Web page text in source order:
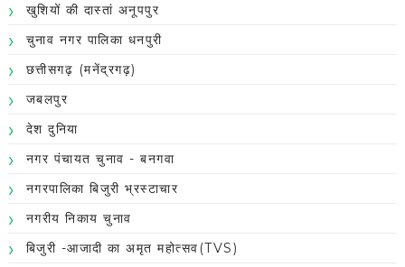
खुशियों की दास्तां अनूपपुर
चुनाव नगर पालिका धनपुरी
छत्तीसगढ़ (मनेंद्रगढ़)
जबलपुर
देश दुनिया
नगर पंचायत चुनाव - बनगवा
नगरपालिका बिजुरी भ्रस्टाचार
नगरीय निकाय चुनाव
बिजुरी -आजादी का अमृत महोत्सव(TVS)